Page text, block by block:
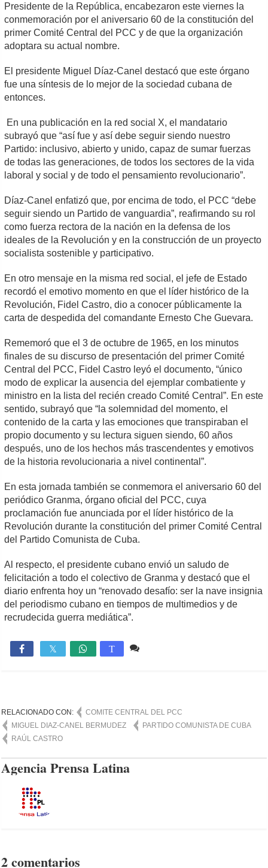
Presidente de la República, encabezaron este viernes la
conmemoración por el aniversario 60 de la constitución del
primer Comité Central del PCC y de que la organización
adoptara su actual nombre.
El presidente Miguel Díaz-Canel destacó que este órgano
fue una síntesis de lo mejor de la sociedad cubana de
entonces.
En una publicación en la red social X, el mandatario
subrayó que “así fue y así debe seguir siendo nuestro
Partido: inclusivo, abierto y unido, capaz de sumar fuerzas
de todas las generaciones, de todos los sectores de la vida
laboral y social y de todo el pensamiento revolucionario”.
Díaz-Canel enfatizó que, por encima de todo, el PCC “debe
seguir siendo un Partido de vanguardia”, reafirmando su rol
como fuerza rectora de la nación en la defensa de los
ideales de la Revolución y en la construcción de un proyecto
socialista sostenible y participativo.
En otro mensaje en la misma red social, el jefe de Estado
recordó el emotivo momento en que el líder histórico de la
Revolución, Fidel Castro, dio a conocer públicamente la
carta de despedida del comandante Ernesto Che Guevara.
Rememoró que el 3 de octubre de 1965, en los minutos
finales de su discurso de presentación del primer Comité
Central del PCC, Fidel Castro leyó el documento, “único
modo de explicar la ausencia del ejemplar combatiente y
ministro en la lista del recién creado Comité Central”. En este
sentido, subrayó que “la solemnidad del momento, el
contenido de la carta y las emociones que transpiraban el
propio documento y su lectura siguen siendo, 60 años
después, uno de los hechos más trascendentes y emotivos
de la historia revolucionaria a nivel continental”.
En esta jornada también se conmemora el aniversario 60 del
periódico Granma, órgano oficial del PCC, cuya
proclamación fue anunciada por el líder histórico de la
Revolución durante la constitución del primer Comité Central
del Partido Comunista de Cuba.
Al respecto, el presidente cubano envió un saludo de
felicitación a todo el colectivo de Granma y destacó que el
diario enfrenta hoy un “renovado desafío: ser la nave insignia
del periodismo cubano en tiempos de multimedios y de
recrudecida guerra mediática”.
 T
RELACIONADO CON:
COMITE CENTRAL DEL PCC
MIGUEL DIAZ-CANEL BERMUDEZ
PARTIDO COMUNISTA DE CUBA
RAÚL CASTRO
Agencia Prensa Latina
2 comentarios